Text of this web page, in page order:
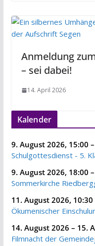
Anmeldung
– sei dabei!
14. April 2026
Kalender
9. August 2026, 15:00 –
Schulgottesdienst - 5.
9. August 2026, 18:00 –
Sommerkirche
11. August 2026, 10:30
Ökumenischer
14. August 2026 – 15.
Filmnacht der